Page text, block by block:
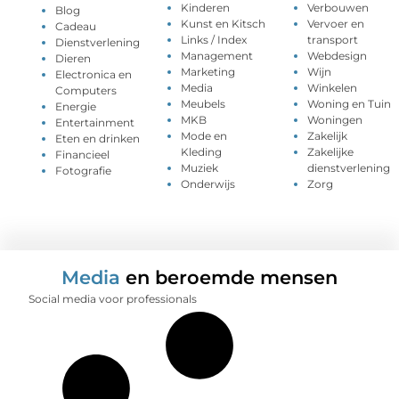
Blog
Cadeau
Dienstverlening
Dieren
Electronica en
Computers
Energie
Entertainment
Eten en drinken
Financieel
Fotografie
Kinderen
Kunst en Kitsch
Links / Index
Management
Marketing
Media
Meubels
MKB
Mode en
Kleding
Muziek
Onderwijs
Verbouwen
Vervoer en
transport
Webdesign
Wijn
Winkelen
Woning en Tuin
Woningen
Zakelijk
Zakelijke
dienstverlening
Zorg
Media en beroemde mensen
Social media voor professionals